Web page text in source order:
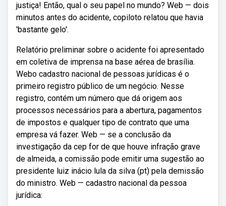
justiça! Então, qual o seu papel no mundo? Web — dois
minutos antes do acidente, copiloto relatou que havia
'bastante gelo'.
Relatório preliminar sobre o acidente foi apresentado
em coletiva de imprensa na base aérea de brasília.
Webo cadastro nacional de pessoas jurídicas é o
primeiro registro público de um negócio. Nesse
registro, contém um número que dá origem aos
processos necessários para a abertura, pagamentos
de impostos e qualquer tipo de contrato que uma
empresa vá fazer. Web — se a conclusão da
investigação da cep for de que houve infração grave
de almeida, a comissão pode emitir uma sugestão ao
presidente luiz inácio lula da silva (pt) pela demissão
do ministro. Web — cadastro nacional da pessoa
jurídica: